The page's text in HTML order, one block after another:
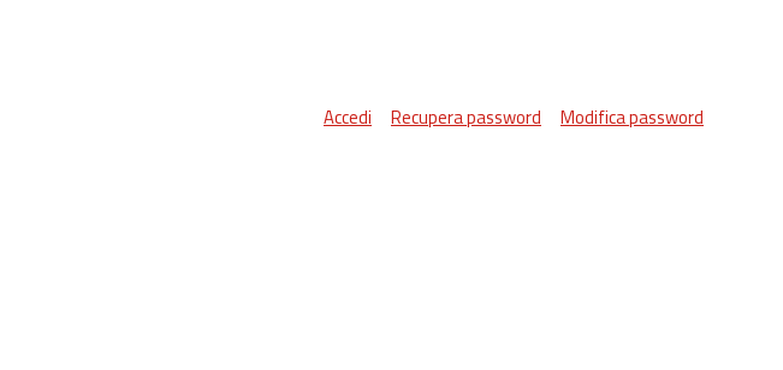
Accedi Recupera password Modifica password